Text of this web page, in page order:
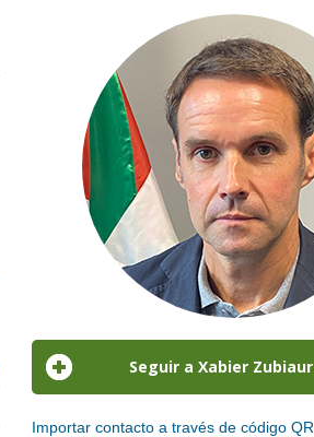
Importar contacto a través de código QR